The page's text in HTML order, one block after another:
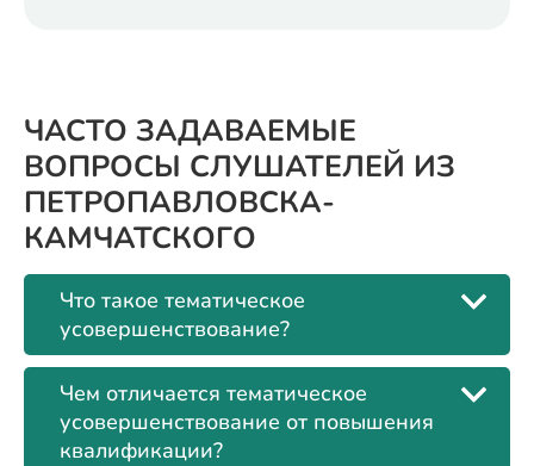
ЧАСТО ЗАДАВАЕМЫЕ
ВОПРОСЫ СЛУШАТЕЛЕЙ ИЗ
ПЕТРОПАВЛОВСКА-
КАМЧАТСКОГО
Что такое тематическое
усовершенствование?
Чем отличается тематическое
усовершенствование от повышения
квалификации?